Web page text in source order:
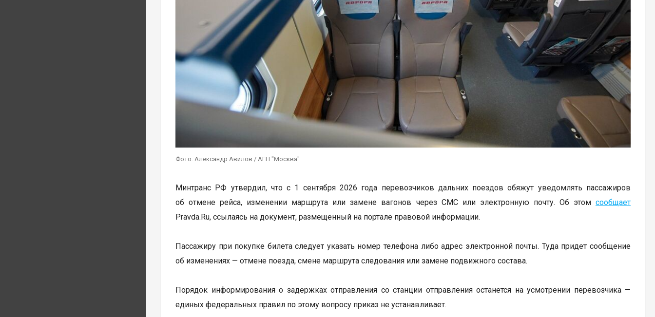
Фото: Александр Авилов / АГН "Москва"
Минтранс РФ утвердил, что с 1 сентября 2026 года перевозчиков дальних поездов обяжут уведомлять пассажиров
об отмене рейса, изменении маршрута или замене вагонов через СМС или электронную почту. Об этом сообщает
Pravda.Ru, ссылаясь на документ, размещенный на портале правовой информации.
Пассажиру при покупке билета следует указать номер телефона либо адрес электронной почты. Туда придет сообщение
об изменениях — отмене поезда, смене маршрута следования или замене подвижного состава.
Порядок информирования о задержках отправления со станции отправления останется на усмотрении перевозчика —
единых федеральных правил по этому вопросу приказ не устанавливает.